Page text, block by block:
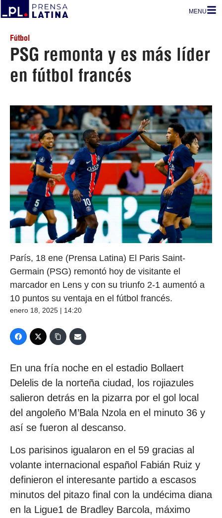
MENU
Fútbol
PSG remonta y es más líder
en fútbol francés
París, 18 ene (Prensa Latina) El Paris Saint-
Germain (PSG) remontó hoy de visitante el
marcador en Lens y con su triunfo 2-1 aumentó a
10 puntos su ventaja en el fútbol francés.
enero 18, 2025 | 14:20
En una fría noche en el estadio Bollaert
Delelis de la norteña ciudad, los rojiazules
salieron detrás en la pizarra por el gol local
del angoleño M’Bala Nzola en el minuto 36 y
así se fueron al descanso.
Los parisinos igualaron en el 59 gracias al
volante internacional español Fabián Ruiz y
definieron el interesante partido a escasos
minutos del pitazo final con la undécima diana
en la Ligue1 de Bradley Barcola, máximo